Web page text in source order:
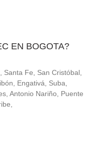
EN BOGOTA?
Fe, San Cristóbal,
Engativá, Suba,
Antonio Nariño, Puente